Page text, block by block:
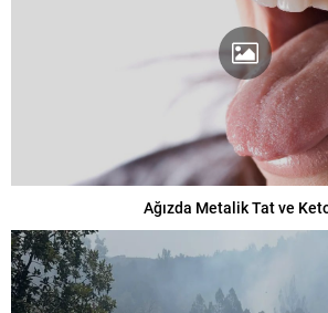
Ağızda Metalik Tat ve